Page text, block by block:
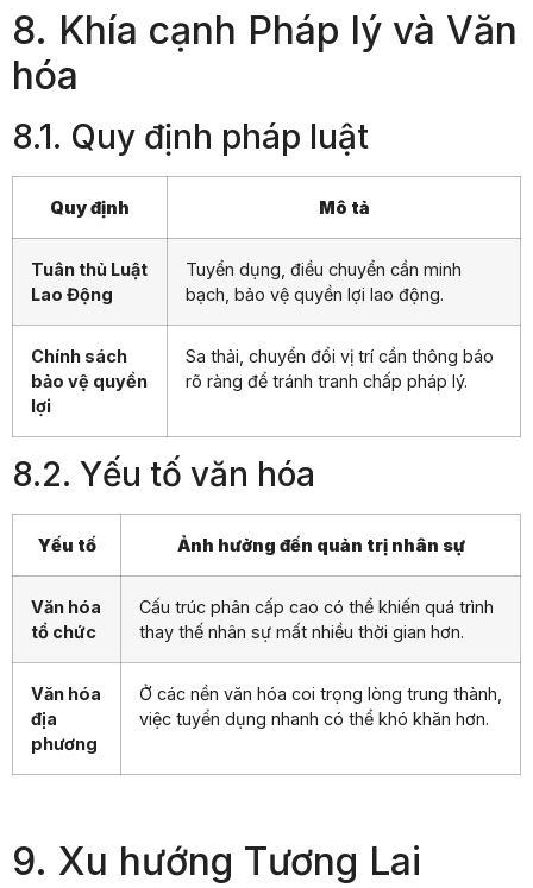
8. Khía cạnh Pháp lý và Văn
hóa
8.1. Quy định pháp luật
Quy định Mô tả
Tuân thủ Luật
Lao Động
Tuyển dụng, điều chuyển cần minh
bạch, bảo vệ quyền lợi lao động.
Chính sách
bảo vệ quyền
lợi
Sa thải, chuyển đổi vị trí cần thông báo
rõ ràng để tránh tranh chấp pháp lý.
8.2. Yếu tố văn hóa
Yếu tố Ảnh hưởng đến quản trị nhân sự
Văn hóa
tổ chức
Cấu trúc phân cấp cao có thể khiến quá trình
thay thế nhân sự mất nhiều thời gian hơn.
Văn hóa
địa
phương
Ở các nền văn hóa coi trọng lòng trung thành,
việc tuyển dụng nhanh có thể khó khăn hơn.
9. Xu hướng Tương Lai